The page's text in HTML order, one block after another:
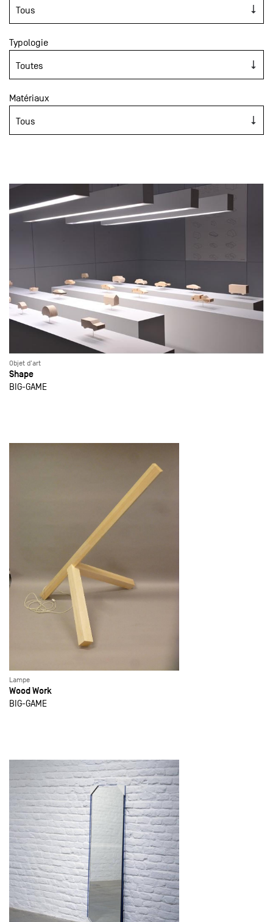
Typologie
Matériaux
Objet d'art
Shape
BIG-GAME
Lampe
Wood Work
BIG-GAME